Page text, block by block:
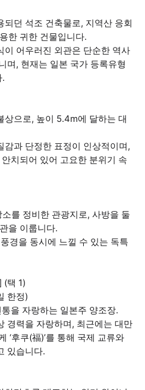
던 석조 건축물로, 지역산 응회
한 귀한 건물입니다.
이 어우러진 외관은 단순한 역사
며, 현재는 일본 국가 등록유형
상으로, 높이 5.4m에 달하는 대
감과 단정한 표정이 인상적이며,
치되어 있어 고요한 분위기 속
를 정비한 관광지로, 사방을 둘
을 이룹니다.
경을 동시에 느낄 수 있는 독특
(택 1)
한정)
을 자랑하는 일본주 양조장.
경력을 자랑하며, 최근에는 대만
‘후쿠(福)’를 통해 국제 교류와
있습니다.